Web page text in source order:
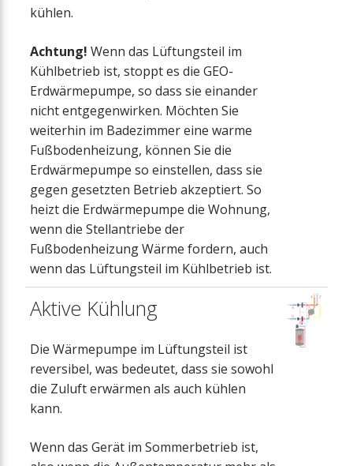
kühlen.
Achtung! Wenn das Lüftungsteil im
Kühlbetrieb ist, stoppt es die GEO-
Erdwärmepumpe, so dass sie einander
nicht entgegenwirken. Möchten Sie
weiterhin im Badezimmer eine warme
Fußbodenheizung, können Sie die
Erdwärmepumpe so einstellen, dass sie
gegen gesetzten Betrieb akzeptiert. So
heizt die Erdwärmepumpe die Wohnung,
wenn die Stellantriebe der
Fußbodenheizung Wärme fordern, auch
wenn das Lüftungsteil im Kühlbetrieb ist.
Aktive Kühlung
Die Wärmepumpe im Lüftungsteil ist
reversibel, was bedeutet, dass sie sowohl
die Zuluft erwärmen als auch kühlen
kann.
Wenn das Gerät im Sommerbetrieb ist,